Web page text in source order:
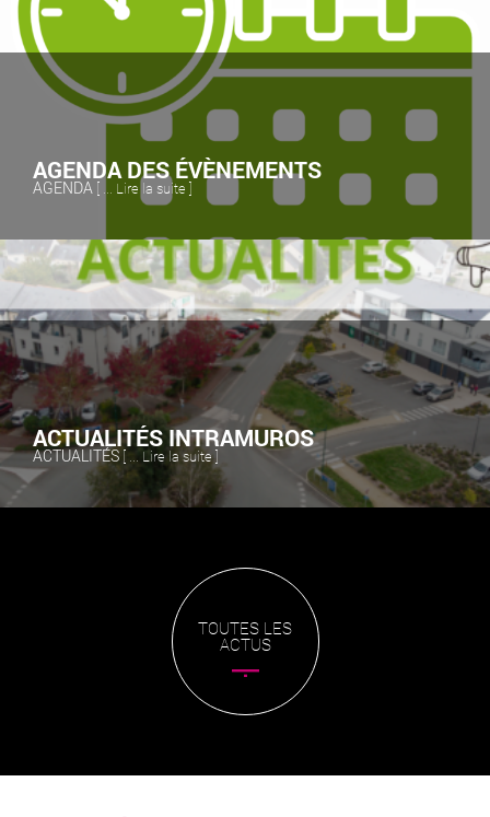
AGENDA DES ÉVÈNEMENTS
AGENDA [ ... Lire la suite ]
ACTUALITÉS INTRAMUROS
ACTUALITÉS [ ... Lire la suite ]
TOUTES LES
ACTUS